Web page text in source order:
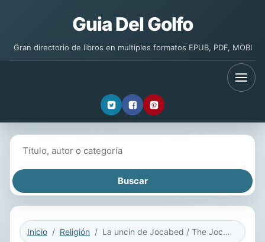
Guia Del Golfo
Gran directorio de libros en multiples formatos EPUB, PDF, MOBI
Inicio Religión La uncin de Jocabed / The Jochabed Anointing